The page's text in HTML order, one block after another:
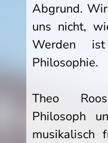
Abgrund.
uns nicht,
Werden
Philosophie.
Theo
Philosoph
musikalisch